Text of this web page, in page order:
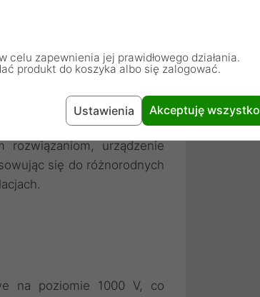
zastosowań w systemach
rozwiązaniom, urządzenie
się do różnorodnych
na poziomie 1000 V, co
celu zapewnienia jej prawidłowego działania.
produkt do koszyka albo się zalogować.
Ustawienia Akceptuję wszystko